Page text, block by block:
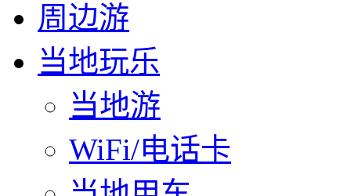
周边游
当地玩乐
当地游
WiFi/电话卡